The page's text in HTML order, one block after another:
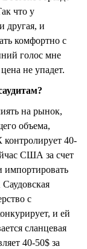
что у
другая, и
комфортно с
голос мне
не упадет.
на рынок,
объема,
40-
США за счет
импортировать
с
и ей
сланцевая
40-50$ за